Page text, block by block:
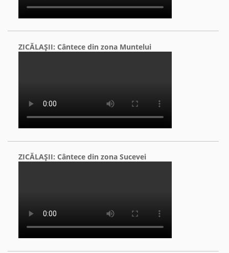
ZICĂLAŞII: Cântece din zona Muntelui
ZICĂLAŞII: Cântece din zona Sucevei